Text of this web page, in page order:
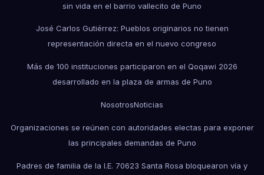
sin vida en el barrio vallecito de Puno
José Carlos Gutiérrez: Pueblos originarios no tienen
representación directa en el nuevo congreso
Más de 100 instituciones participaron en el Qoqawi 2026
desarrollado en la plaza de armas de Puno
NosotrosNoticias
Organizaciones se reúnen con autoridades electas para exponer
las principales demandas de Puno
Padres de familia de la I.E. 70623 Santa Rosa bloquearon vía y